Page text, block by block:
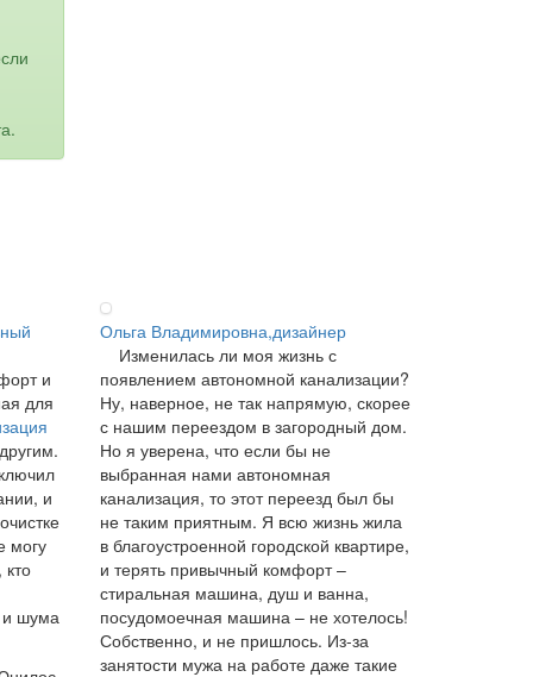
и
для
и
могу
кто
и шума
Ольга Владимировна,дизайнер
Изменилась ли моя жизнь с
появлением автономной канализации?
Ну, наверное, не так напрямую, скорее
с нашим переездом в загородный дом.
Но я уверена, что если бы не
выбранная нами автономная
канализация, то этот переезд был бы
не таким приятным. Я всю жизнь жила
в благоустроенной городской квартире,
и терять привычный комфорт –
стиральная машина, душ и ванна,
посудомоечная машина – не хотелось!
Собственно, и не пришлось. Из-за
занятости мужа на работе даже такие